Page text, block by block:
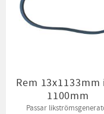
Rem 13x1133mm
1100mm
Passar